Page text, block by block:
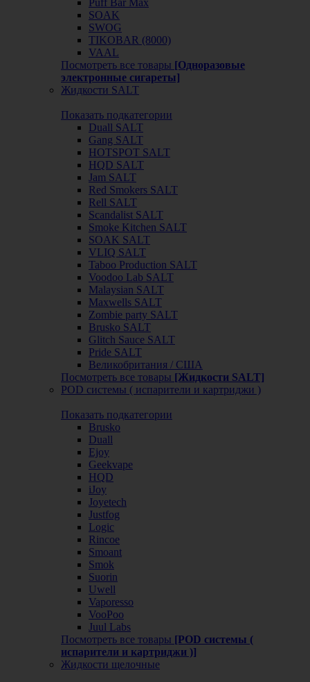
SOAK
SWOG
TIKOBAR (8000)
VAAL
Посмотреть все товары [Одноразовые
электронные сигареты]
Жидкости SALT
Показать подкатегории
Duall SALT
Gang SALT
HOTSPOT SALT
HQD SALT
Jam SALT
Red Smokers SALT
Rell SALT
Scandalist SALT
Smoke Kitchen SALT
SOAK SALT
VLIQ SALT
Taboo Production SALT
Voodoo Lab SALT
Malaysian SALT
Maxwells SALT
Zombie party SALT
Brusko SALT
Glitch Sauce SALT
Pride SALT
Великобритания / США
Посмотреть все товары [Жидкости SALT]
POD системы ( испарители и картриджи )
Показать подкатегории
Brusko
Duall
Ejoy
Geekvape
HQD
iJoy
Joyetech
Justfog
Logic
Rincoe
Smoant
Smok
Suorin
Uwell
Vaporesso
VooPoo
Juul Labs
Посмотреть все товары [POD системы (
испарители и картриджи )]
Жидкости щелочные